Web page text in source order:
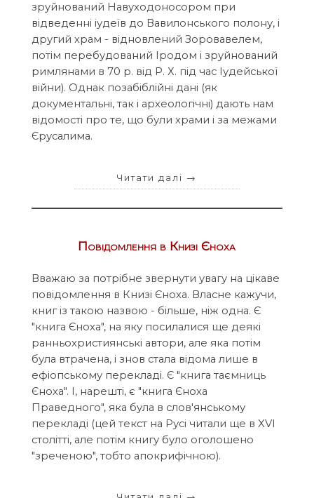
зруйнований Навуходоносором при
відведенні іудеїв до Вавилонського полону, і
другий храм - відновлений Зоровавелем,
потім перебудований Іродом і зруйнований
римлянами в 70 р. від Р. Х. під час Іудейської
війни). Однак позабіблійні дані (як
документальні, так і археологічні) дають нам
відомості про те, що були храми і за межами
Єрусалима.
Читати далі →
Повідомлення в Книзі Єноха
Вважаю за потрібне звернути увагу на цікаве
повідомлення в Книзі Єноха. Власне кажучи,
книг із такою назвою - більше, ніж одна. Є
"книга Єноха", на яку посилалися ще деякі
ранньохристиянські автори, але яка потім
була втрачена, і знов стала відома лише в
ефіопському перекладі. Є "книга таємниць
Єноха". І, нарешті, є "книга Єноха
Праведного", яка була в слов'янському
перекладі (цей текст на Русі читали ще в XVI
столітті, але потім книгу було оголошено
"зреченою", тобто апокрифічною).